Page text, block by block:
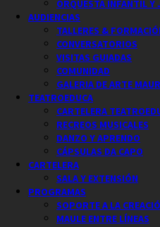
ORQUESTA INFANTIL Y
AUDIENCIAS
TALLERES &
CONVERSATORIOS
VISITAS GUIADAS
COMUNIDAD
GALERIA DE ARTE
TEATROEDUCA
CARTELERA
RECREOS MUSICALES
DANZO Y APRENDO
CÁPSULAS DA CAPO
CARTELERA
SALA Y EXTENSIÓN
PROGRAMAS
SOPORTE A LA
MAULE ENTRE LÍNEAS